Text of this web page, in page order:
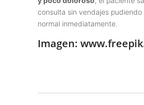
consulta sin vendajes pudiendo
normal inmediatamente.
Imagen: